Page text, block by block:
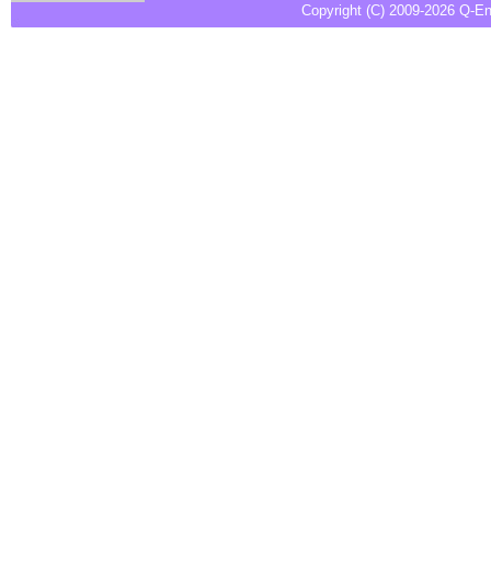
Copyright (C) 2009-2026 Q-